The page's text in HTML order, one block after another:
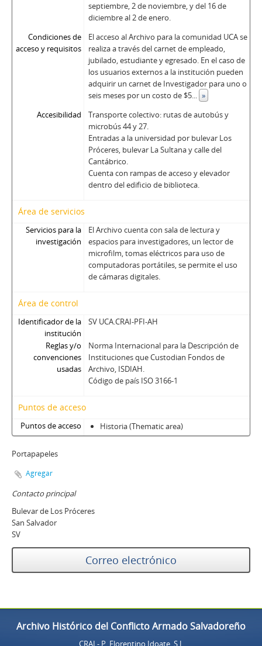
septiembre, 2 de noviembre, y del 16 de
diciembre al 2 de enero.
Condiciones de
acceso y requisitos
El acceso al Archivo para la comunidad UCA se
realiza a través del carnet de empleado,
jubilado, estudiante y egresado. En el caso de
los usuarios externos a la institución pueden
adquirir un carnet de Investigador para uno o
seis meses por un costo de $5... »
Accesibilidad
Transporte colectivo: rutas de autobús y
microbús 44 y 27.
Entradas a la universidad por bulevar Los
Próceres, bulevar La Sultana y calle del
Cantábrico.
Cuenta con rampas de acceso y elevador
dentro del edificio de biblioteca.
Área de servicios
Servicios para la
investigación
El Archivo cuenta con sala de lectura y
espacios para investigadores, un lector de
microfilm, tomas eléctricos para uso de
computadoras portátiles, se permite el uso
de cámaras digitales.
Área de control
Identificador de la
institución
SV UCA.CRAI-PFI-AH
Reglas y/o
convenciones
usadas
Norma Internacional para la Descripción de
Instituciones que Custodian Fondos de
Archivo, ISDIAH.
Código de país ISO 3166-1
Puntos de acceso
Puntos de acceso Historia (Thematic area)
Portapapeles
Agregar
Contacto principal
Bulevar de Los Próceres
San Salvador
SV
Correo electrónico
Archivo Histórico del Conflicto Armado Salvadoreño
CRAI - P. Florentino Idoate, S.J.